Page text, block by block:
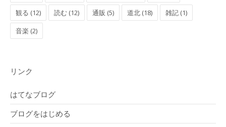
観る (12)
読む (12) 通販 (5) 道北 (18)
雑記 (1)
音楽 (2)
リンク
はてなブログ
ブログをはじめる